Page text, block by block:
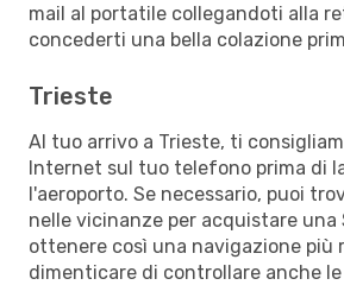
mail al portatile collegandoti alla
concederti una bella colazione
Trieste
Al tuo arrivo a Trieste, ti
Internet sul tuo telefono prima di
l'aeroporto. Se necessario, puoi
nelle vicinanze per acquistare una
ottenere così una navigazione più
dimenticare di controllare anche